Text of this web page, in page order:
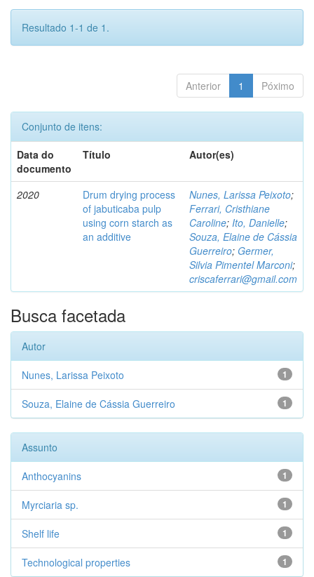
Resultado 1-1 de 1.
Anterior 1 Póximo
Conjunto de itens:
Data do
documento
Título Autor(es)
2020
Drum drying process
of jabuticaba pulp
using corn starch as
an additive
Nunes, Larissa Peixoto;
Ferrari, Cristhiane
Caroline; Ito, Danielle;
Souza, Elaine de Cássia
Guerreiro; Germer,
Silvia Pimentel Marconi;
criscaferrari@gmail.com
Busca facetada
Autor
1
Nunes, Larissa Peixoto
1
Souza, Elaine de Cássia Guerreiro
Assunto
1
Anthocyanins
1
Myrciaria sp.
1
Shelf life
1
Technological properties